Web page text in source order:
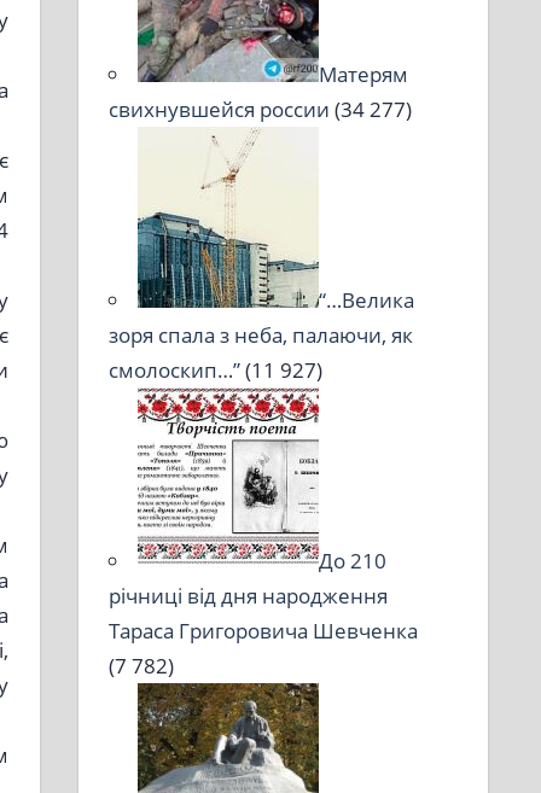
Матерям
свихнувшейся россии (34 277)
“…Велика
зоря спала з неба, палаючи, як
смолоскип…”(11 927)
До 210
річниці від дня народження
Тараса Григоровича Шевченка
(7 782)